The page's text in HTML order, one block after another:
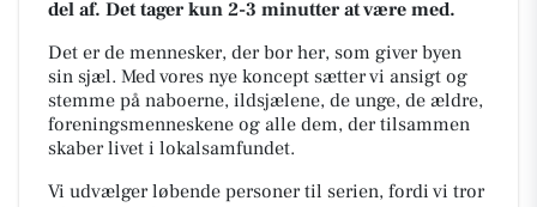
del af. Det tager kun 2-3 minutter at være med.
Det er de mennesker, der bor her, som giver byen
sin sjæl. Med vores nye koncept sætter vi ansigt og
stemme på naboerne, ildsjælene, de unge, de ældre,
foreningsmenneskene og alle dem, der tilsammen
skaber livet i lokalsamfundet.
Vi udvælger løbende personer til serien, fordi vi tror